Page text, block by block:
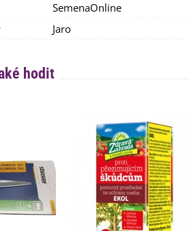
SemenaOnline
Jaro
hodit